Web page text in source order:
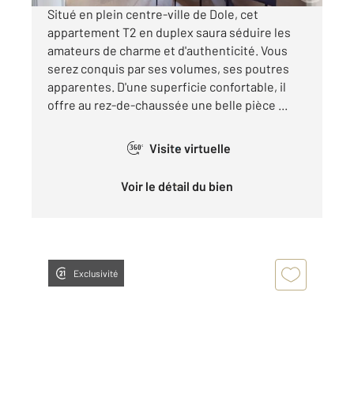
Situé en plein centre-ville de Dole, cet
appartement T2 en duplex saura séduire les
amateurs de charme et d'authenticité. Vous
serez conquis par ses volumes, ses poutres
apparentes. D'une superficie confortable, il
offre au rez-de-chaussée une belle pièce ...
360° Visite virtuelle
Voir le détail du bien
Exclusivité